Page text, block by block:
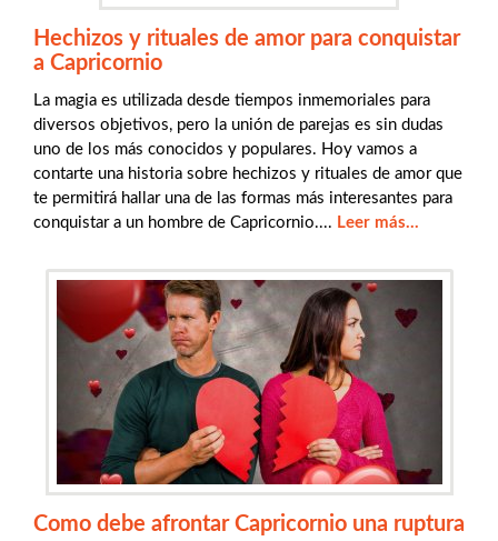
Hechizos y rituales de amor para conquistar
a Capricornio
La magia es utilizada desde tiempos inmemoriales para
diversos objetivos, pero la unión de parejas es sin dudas
uno de los más conocidos y populares. Hoy vamos a
contarte una historia sobre hechizos y rituales de amor que
te permitirá hallar una de las formas más interesantes para
conquistar a un hombre de Capricornio.... Leer más...
Como debe afrontar Capricornio una ruptura